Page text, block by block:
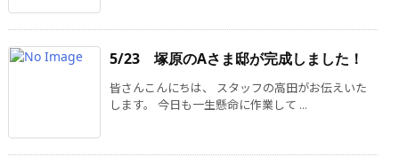
5/23 塚原のAさま邸が完成しました！
皆さんこんにちは、 スタッフの高田がお伝えいた
します。 今日も一生懸命に作業して ...